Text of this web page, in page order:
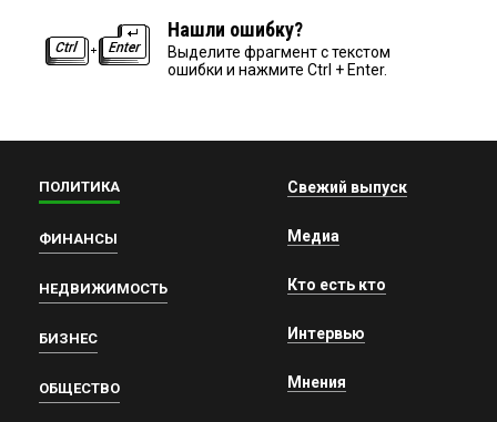
Нашли ошибку?
Выделите фрагмент с текстом
ошибки и нажмите Ctrl + Enter.
ПОЛИТИКА
ФИНАНСЫ
НЕДВИЖИМОСТЬ
БИЗНЕС
ОБЩЕСТВО
Свежий выпуск
Медиа
Кто есть кто
Интервью
Мнения